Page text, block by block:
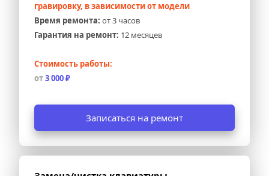
гравировку, в зависимости от модели
Время ремонта: от 3 часов
Гарантия на ремонт: 12 месяцев
Стоимость работы:
от 3 000 ₽
Записаться на ремонт